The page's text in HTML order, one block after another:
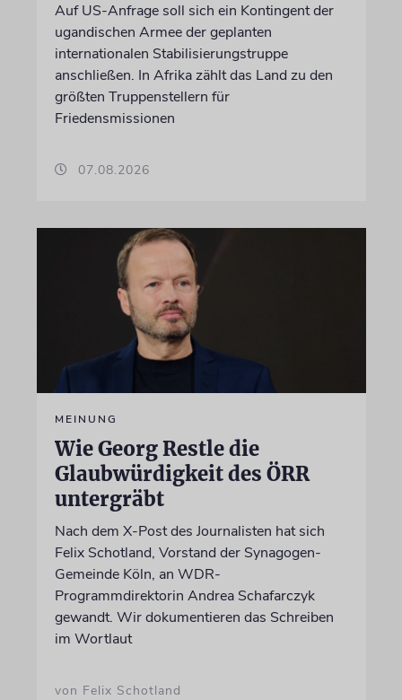
Auf US-Anfrage soll sich ein Kontingent der
ugandischen Armee der geplanten
internationalen Stabilisierungstruppe
anschließen. In Afrika zählt das Land zu den
größten Truppenstellern für
Friedensmissionen
07.08.2026
MEINUNG
Wie Georg Restle die
Glaubwürdigkeit des ÖRR
untergräbt
Nach dem X-Post des Journalisten hat sich
Felix Schotland, Vorstand der Synagogen-
Gemeinde Köln, an WDR-
Programmdirektorin Andrea Schafarczyk
gewandt. Wir dokumentieren das Schreiben
im Wortlaut
von Felix Schotland